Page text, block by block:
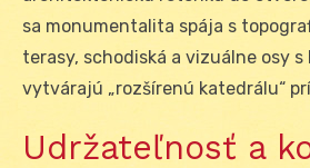
sa monumentalita spája s
terasy, schodiská a vizuálne osy
vytvárajú „rozšírenú katedrálu“
Udržateľnosť a